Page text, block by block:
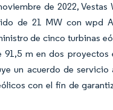
de 2022, Vestas
de 21 MW con wpd
de cinco turbinas
91,5 m en dos proyectos
un acuerdo de servicio
con el fin de